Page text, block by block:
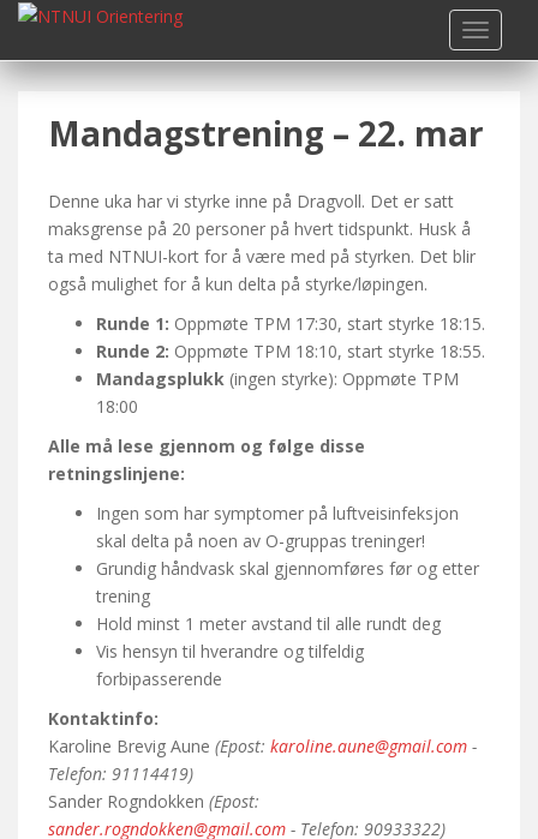
i
Mandagstrening – 22. mar
Denne uka har vi styrke inne på Dragvoll. Det er satt
maksgrense på 20 personer på hvert tidspunkt. Husk å
ta med NTNUI-kort for å være med på styrken. Det blir
også mulighet for å kun delta på styrke/løpingen.
Runde 1: Oppmøte TPM 17:30, start styrke 18:15.
Runde 2: Oppmøte TPM 18:10, start styrke 18:55.
Mandagsplukk (ingen styrke): Oppmøte TPM
18:00
Alle må lese gjennom og følge disse
retningslinjene:
Ingen som har symptomer på luftveisinfeksjon
skal delta på noen av O-gruppas treninger!
Grundig håndvask skal gjennomføres før og etter
trening
Hold minst 1 meter avstand til alle rundt deg
Vis hensyn til hverandre og tilfeldig
forbipasserende
Kontaktinfo:
Karoline Brevig Aune (Epost: karoline.aune@gmail.com -
Telefon: 91114419)
Sander Rogndokken (Epost:
sander.rogndokken@gmail.com - Telefon: 90933322)